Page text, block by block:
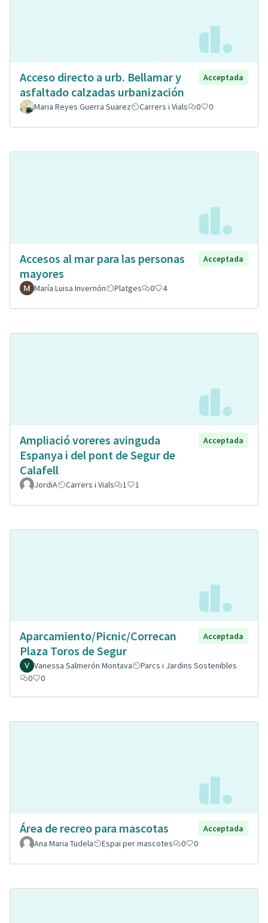
Acceso directo a urb. Bellamar y
asfaltado calzadas urbanización
Acceptada
Maria Reyes Guerra Suarez Carrers i Vials 0 0
Accesos al mar para las personas
mayores
Acceptada
María Luisa Invernón Platges 0 4
Ampliació voreres avinguda
Espanya i del pont de Segur de
Calafell
Acceptada
JordiA Carrers i Vials 1 1
Aparcamiento/Picnic/Correcan
Plaza Toros de Segur
Acceptada
Vanessa Salmerón Montava
Parcs i Jardins Sostenibles
0
0
Área de recreo para mascotas
Acceptada
Ana Maria Tudela
Espai per mascotes 0 0